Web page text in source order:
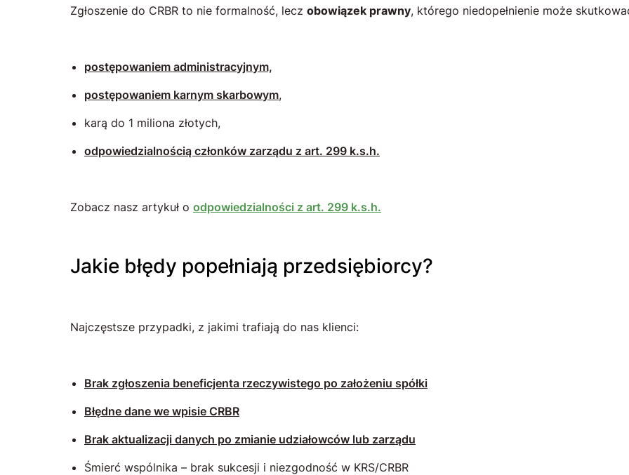
Zgłoszenie do CRBR to nie formalność, lecz obowiązek prawny, którego niedopełnienie może
postępowaniem administracyjnym,
postępowaniem karnym skarbowym,
karą do 1 miliona złotych,
odpowiedzialnością członków zarządu z art. 299 k.s.h.
Zobacz nasz artykuł o odpowiedzialności z art. 299 k.s.h.
Jakie błędy popełniają przedsiębiorcy?
Najczęstsze przypadki, z jakimi trafiają do nas klienci:
Brak zgłoszenia beneficjenta rzeczywistego po założeniu spółki
Błędne dane we wpisie CRBR
Brak aktualizacji danych po zmianie udziałowców lub zarządu
Śmierć wspólnika – brak sukcesji i niezgodność w KRS/CRBR